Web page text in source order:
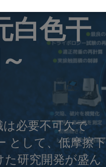
白色干
必要不可欠で
として、低摩擦下
研究開発が盛ん